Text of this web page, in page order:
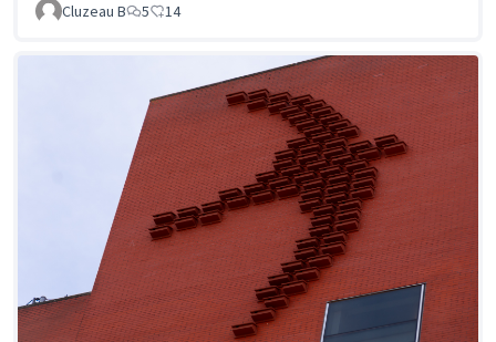
Cluzeau B 5 14